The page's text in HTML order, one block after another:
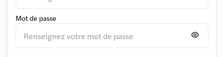
Mot de passe